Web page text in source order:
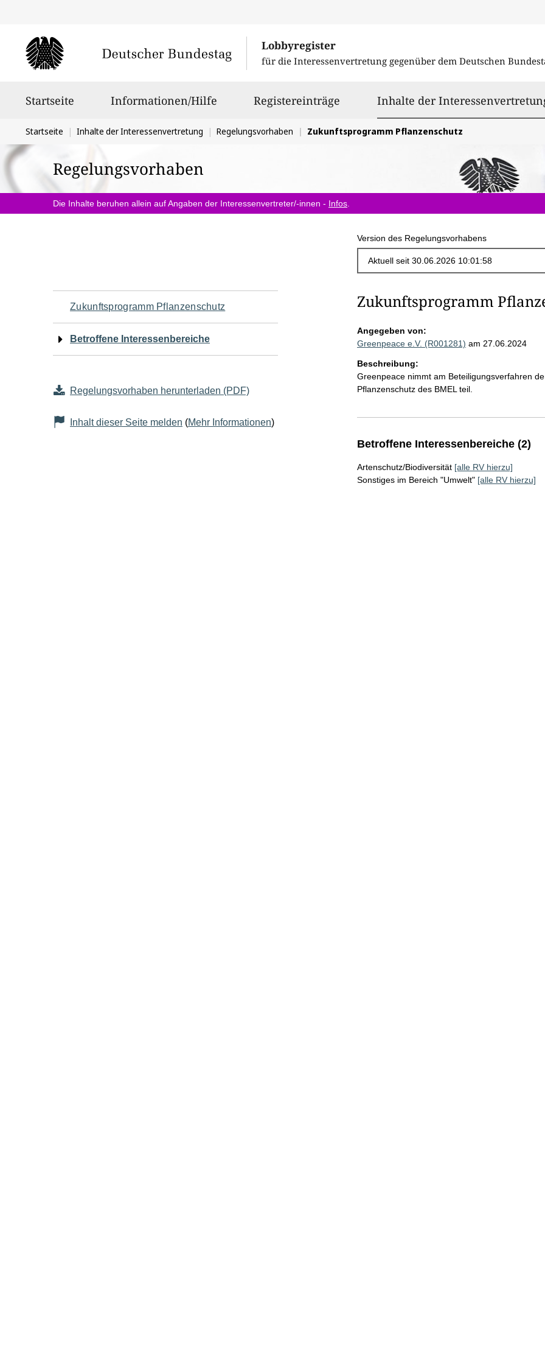
Lobbyregister
für die Interessenvertretung gegenüber dem Deutschen
Startseite Informationen/Hilfe Registereinträge Inhalte der
Sie
befinden
sich
hier:
Startseite Inhalte der Interessenvertretung Regelungsvorhaben Zukunftsprogramm Pflanzenschutz
Regelungsvorhaben
Die Inhalte beruhen allein auf Angaben der Interessenvertreter/-innen - Infos
Version des Regelungsvorhabens
Navigation
für
Seiteninhalt
Zukunftsprogramm Pflanzenschutz
Betroffene Interessenbereiche
Regelungsvorhaben herunterladen (PDF)
Inhalt dieser Seite melden (Mehr Informationen)
Zukunftsprogramm
Angegeben von:
Greenpeace e.V. (R001281) am 27.06.2024
Beschreibung:
Greenpeace nimmt am Beteiligungsverfahren
Pflanzenschutz des BMEL teil.
Betroffene Interessenbereiche (2)
Artenschutz/Biodiversität [alle RV hierzu]
Sonstiges im Bereich "Umwelt" [alle RV hierzu]